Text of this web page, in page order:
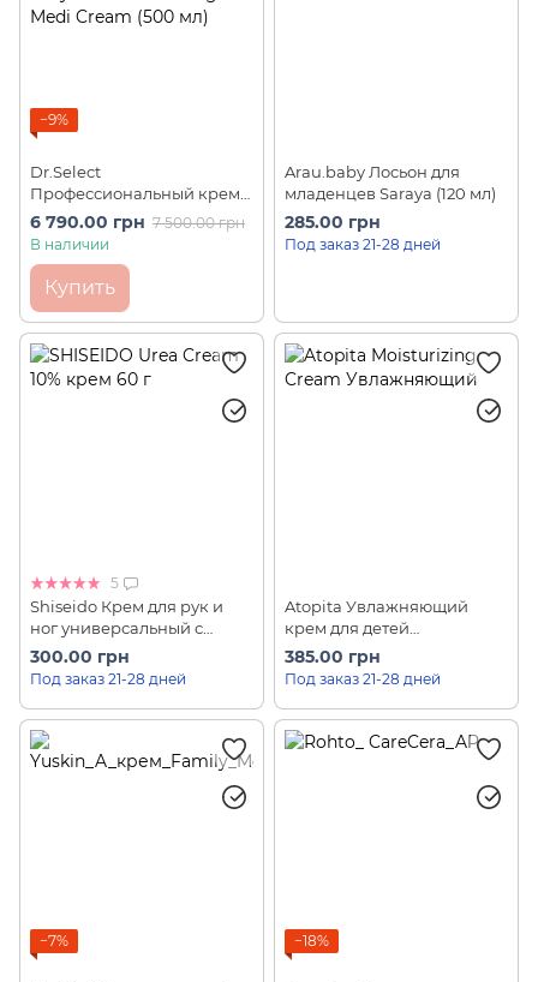
−9%
Dr.Select
Профессиональный крем
для похудения и тонуса
тела Modeling Medi Cream
6 790.00 грн 7 500.00 грн
В наличии
Купить
Arau.baby Лосьон для
младенцев Saraya (120 мл)
285.00 грн
Под заказ 21-28 дней
5
Shiseido Крем для рук и
ног универсальный с
мочевиной и
аминокислотами Urea
Cream 10% (60 г)
300.00 грн
Под заказ 21-28 дней
Atopita Увлажняющий
крем для детей
Moisturizing Cream (60 г)
385.00 грн
Под заказ 21-28 дней
−7% −18%